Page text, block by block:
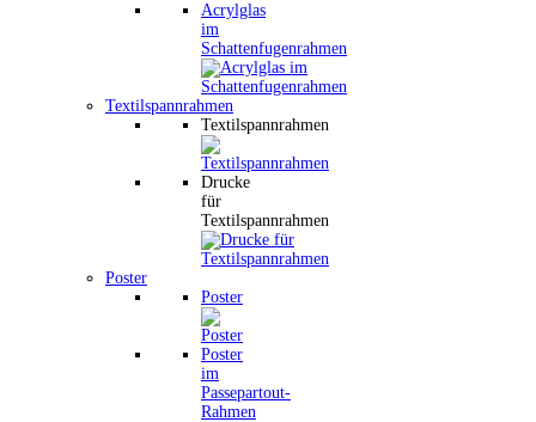
Acrylglas
im
Schattenfugenrahmen
Textilspannrahmen
Textilspannrahmen
Drucke
für
Textilspannrahmen
Poster
Poster
Poster
im
Passepartout-
Rahmen